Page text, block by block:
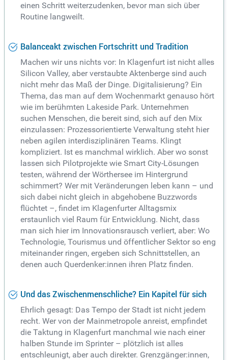
einen Schritt weiterzudenken, bevor man sich über
Routine langweilt.
Balanceakt zwischen Fortschritt und Tradition
Machen wir uns nichts vor: In Klagenfurt ist nicht alles
Silicon Valley, aber verstaubte Aktenberge sind auch
nicht mehr das Maß der Dinge. Digitalisierung? Ein
Thema, das man auf dem Wochenmarkt genauso hört
wie im berühmten Lakeside Park. Unternehmen
suchen Menschen, die bereit sind, sich auf den Mix
einzulassen: Prozessorientierte Verwaltung steht hier
neben agilen interdisziplinären Teams. Klingt
kompliziert. Ist es manchmal wirklich. Aber wo sonst
lassen sich Pilotprojekte wie Smart City-Lösungen
testen, während der Wörthersee im Hintergrund
schimmert? Wer mit Veränderungen leben kann – und
sich dabei nicht gleich in abgehobene Buzzwords
flüchtet –, findet im Klagenfurter Alltagsmix
erstaunlich viel Raum für Entwicklung. Nicht, dass
man sich hier im Innovationsrausch verliert, aber: Wo
Technologie, Tourismus und öffentlicher Sektor so eng
miteinander ringen, ergeben sich Schnittstellen, an
denen auch Querdenker:innen ihren Platz finden.
Und das Zwischenmenschliche? Ein Kapitel für sich
Ehrlich gesagt: Das Tempo der Stadt ist nicht jedem
recht. Wer von der Mainmetropole anreist, empfindet
die Taktung in Klagenfurt manchmal wie nach einer
halben Stunde im Sprinter – plötzlich ist alles
entschleunigt, aber auch direkter. Grenzgänger:innen,